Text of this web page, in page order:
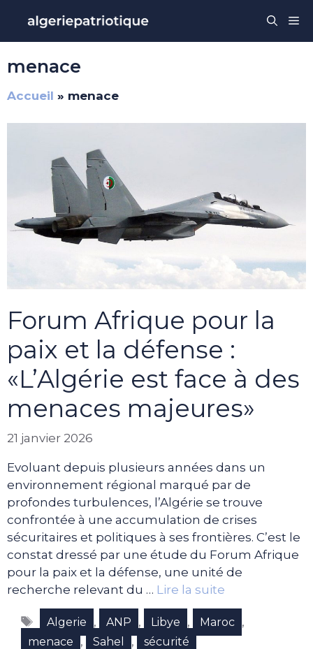
contenu
menace
Accueil » menace
Forum Afrique pour la
paix et la défense :
«L’Algérie est face à des
menaces majeures»
21 janvier 2026
Evoluant depuis plusieurs années dans un
environnement régional marqué par de
profondes turbulences, l’Algérie se trouve
confrontée à une accumulation de crises
sécuritaires et politiques à ses frontières. C’est le
constat dressé par une étude du Forum Afrique
pour la paix et la défense, une unité de
recherche relevant du … Lire la suite
Étiquettes
Algerie , ANP , Libye , Maroc ,
menace , Sahel , sécurité